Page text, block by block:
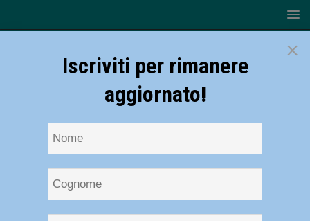
×
Iscriviti per rimanere
aggiornato!